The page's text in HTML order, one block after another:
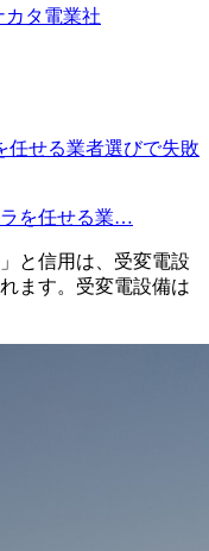
カタ電業社
を任せる業…
と信用は、受変電設
ます。受変電設備は